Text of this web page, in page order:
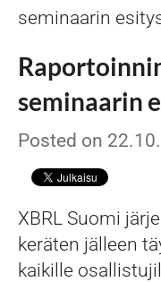
seminaarin
seminaarin
Posted on
XBRL Suomi
keräten jälleen
kaikille